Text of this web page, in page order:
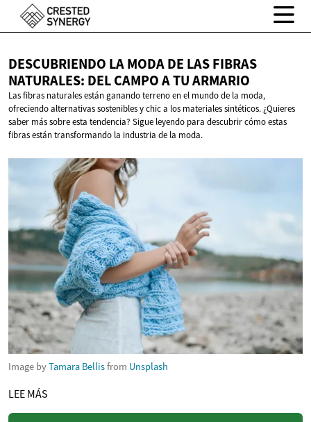
DESCUBRIENDO LA MODA DE LAS FIBRAS
NATURALES: DEL CAMPO ATU ARMARIO
Las fibras naturales están ganando terreno en el mundo de la moda,
ofreciendo alternativas sostenibles y chic a los materiales sintéticos. ¿Quieres
saber más sobre esta tendencia? Sigue leyendo para descubrir cómo estas
fibras están transformando la industria de la moda.
Image byTamara Bellisfrom Unsplash
LEE MÁS